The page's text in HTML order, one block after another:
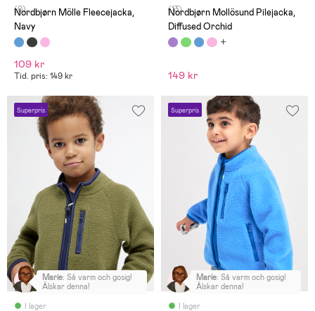
(0)
Nordbjørn Mölle Fleecejacka,
Navy
109 kr
Tid. pris: 149 kr
(13)
Nordbjørn Mollösund Pilejacka,
Diffused Orchid
149 kr
Superpris
I lager
Marie: Så varm och gosig!
Älskar denna!
Superpris
I lager
Marie: Så varm och gosig!
Älskar denna!